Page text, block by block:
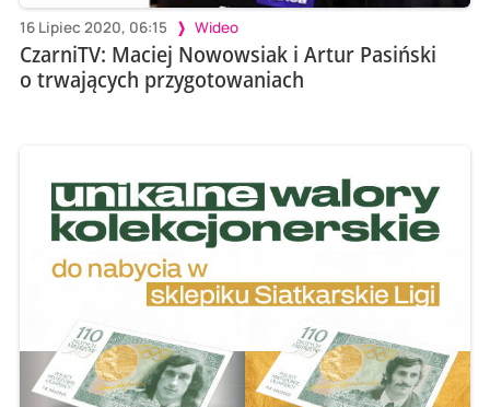
16 Lipiec 2020, 06:15 Wideo
CzarniTV: Maciej Nowowsiak i Artur Pasiński
o trwających przygotowaniach